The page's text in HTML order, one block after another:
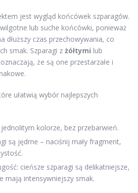
jest wygląd końcówek szparagów.
lub suche końcówki, ponieważ
dłuższy czas przechowywania, co
smak. Szparagi z żółtymi lub
oznaczają, że są one przestarzałe i
ułatwią wybór najlepszych
kolorze, bez przebarwień.
są jędrne – naciśnij mały fragment,
cieńsze szparagi są delikatniejsze,
mają intensywniejszy smak.